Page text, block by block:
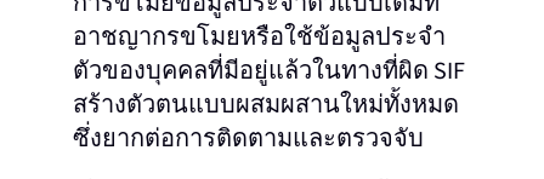
อาชญากรขโมยหรือใช้ข้อมูลประจำ
ตัวของบุคคลที่มีอยู่แล้วในทางที่ผิด SIF
สร้างตัวตนแบบผสมผสานใหม่ทั้งหมด
ซึ่งยากต่อการติดตามและตรวจจับ